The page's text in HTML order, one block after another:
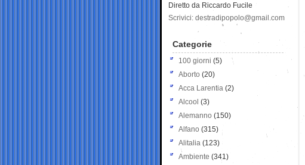
Diretto da Riccardo Fucile
Scrivici: destradipopolo@gmail.com
Categorie
100 giorni (5)
Aborto (20)
Acca Larentia (2)
Alcool (3)
Alemanno (150)
Alfano (315)
Alitalia (123)
Ambiente (341)